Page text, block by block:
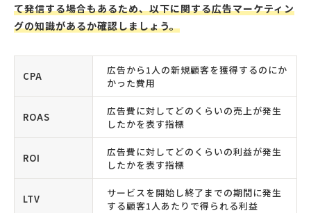
て発信する場合もあるため、以下に関する広告マーケティン
グの知識があるか確認しましょう。
CPA
広告から1人の新規顧客を獲得するのにか
かった費用
ROAS
広告費に対してどのくらいの売上が発生
したかを表す指標
ROI
広告費に対してどのくらいの利益が発生
したかを表す指標
LTV
サービスを開始し終了までの期間に発生
する顧客1人あたりで得られる利益